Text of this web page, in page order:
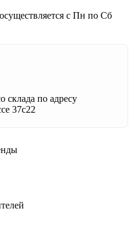
с Пн по Сб
склада по адресу
37с22